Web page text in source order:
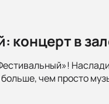
концерт в
чем просто